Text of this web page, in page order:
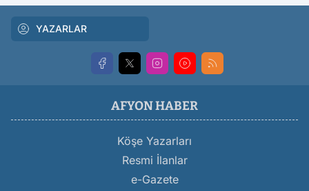
YAZARLAR
AFYON HABER
Köşe Yazarları
Resmi İlanlar
e-Gazete